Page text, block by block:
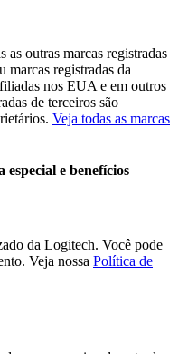
outras marcas registradas
marcas registradas da
nos EUA e em outros
de terceiros são
Veja todas as marcas
especial e benefícios
da Logitech. Você pode
Veja nossa Política de